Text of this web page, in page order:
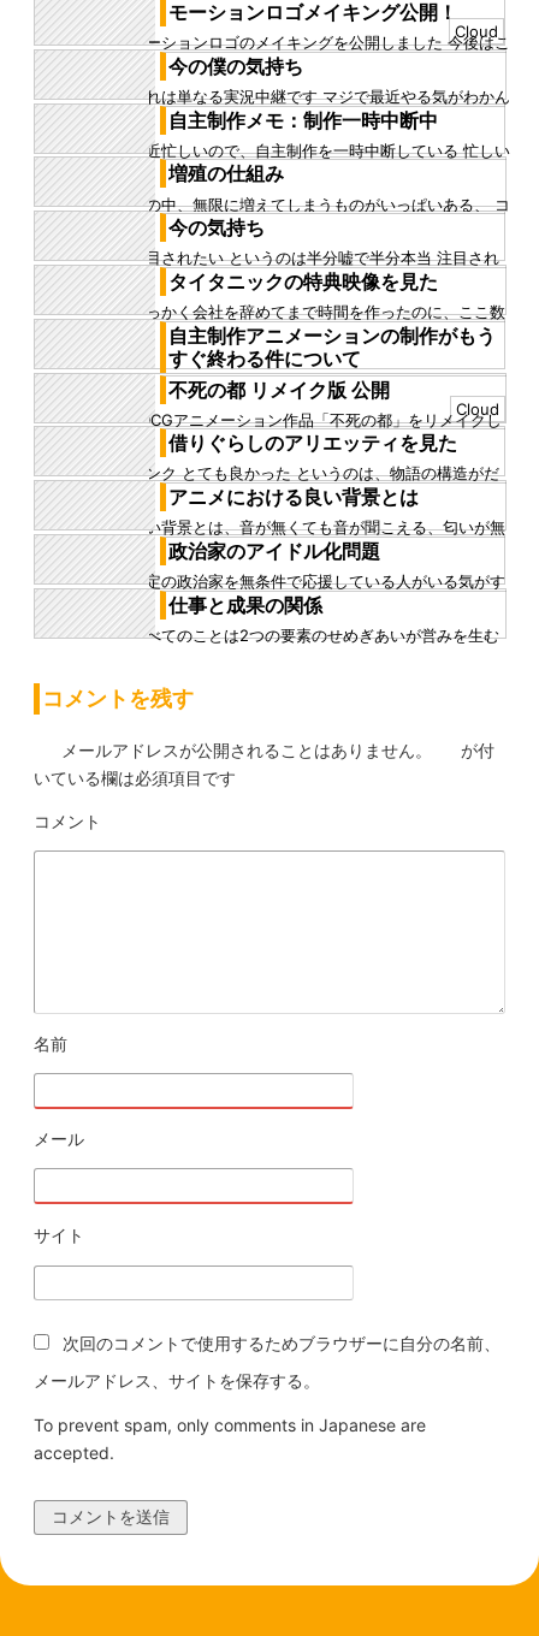
最近のアプデで追加された法線設定ノードを使うこと
で、法線を簡単にスムースすることができる あまりに
も便利かつ簡単なので、...
モーションロゴメイキング公開！
モーションロゴのメイキングを公開しました 今後はこ
のロゴをトレードマークに、フォトバッシュを創って
いきます！
Cloud
今の僕の気持ち
これは単なる実況中継です マジで最近やる気がわかん
なぜなら僕は何になりたのかわからなくなったから 監
督になりたいけど、...
自主制作メモ：制作一時中断中
最近忙しいので、自主制作を一時中断している 忙しい
というのはいろいろだ 主に仕事で、 どれくらい忙し
いかというと、会社を...
増殖の仕組み
世の中、無限に増えてしまうものがいっぱいある、 コ
ロナだってそうだし、大腸菌だってそうだし、人間だ
ってそうだ それらは増...
今の気持ち
注目されたい というのは半分嘘で半分本当 注目され
たくない というのは嘘 僕よりも注目されなくていい
人が注目されているの...
タイタニックの特典映像を見た
せっかく会社を辞めてまで時間を作ったのに、ここ数
日は連日顎が痛い そのため、あまりモチベーションが
上がらず、作業ができな...
自主制作アニメーションの制作がもう
すぐ終わる件について
数日後には自主制作アニメーションが完成している予
定だ この作品はかれこれ2年くらい前に思いつき、1年
くらい本気で作って、...
不死の都 リメイク版 公開
3DCGアニメーション作品「不死の都」をリメイクし
て公開しました！ この作品は少し前に公開したもので
すが、この作品のリメ...
Cloud
借りぐらしのアリエッティを見た
リンク とても良かった というのは、物語の構造がだ
動物と、それを追いやる人間という、宮崎駿が好きそ
うなメッセージをその...
アニメにおける良い背景とは
良い背景とは、音が無くても音が聞こえる、匂いが無
くても匂いを感じる そういう背景だと思った ……とい
うのは、良い背景につ...
政治家のアイドル化問題
特定の政治家を無条件で応援している人がいる気がす
る 節度を持って関心を持つくらいならいいかもしれな
いが、 ただ、度を過ぎ...
仕事と成果の関係
すべてのことは2つの要素のせめぎあいが営みを生む
コメントを残す
メールアドレスが公開されることはありません。
が付
いている欄は必須項目です
コメント
名前
メール
サイト
次回のコメントで使用するためブラウザーに自分の名前、
メールアドレス、サイトを保存する。
To prevent spam, only comments in Japanese are
accepted.